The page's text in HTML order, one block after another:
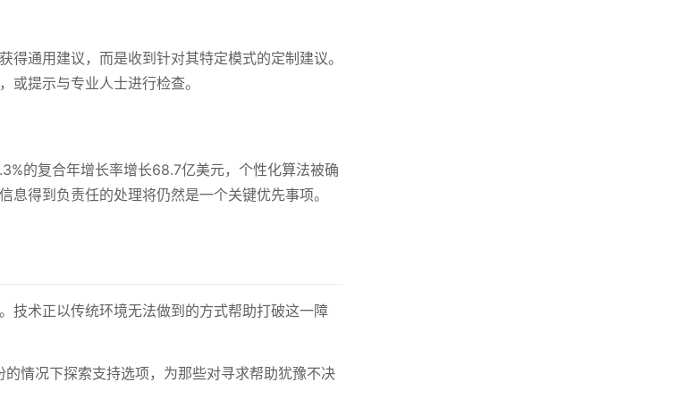
通用建议，而是收到针对其特定模式的定制建议。
或提示与专业人士进行检查。
的复合年增长率增长68.7亿美元，个性化算法被确
得到负责任的处理将仍然是一个关键优先事项。
技术正以传统环境无法做到的方式帮助打破这一障
情况下探索支持选项，为那些对寻求帮助犹豫不决